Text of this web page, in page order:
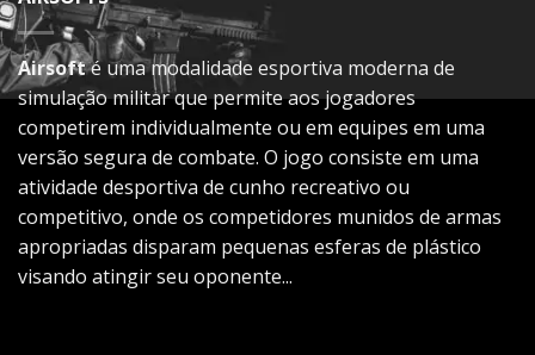
Airsofté uma modalidade esportiva moderna de
simulação militar que permite aos jogadores
competirem individualmente ou em equipes em uma
versão segura de combate. O jogo consiste em uma
atividade desportiva de cunho recreativo ou
competitivo, onde os competidores munidos de armas
apropriadas disparam pequenas esferas de plástico
visando atingir seu oponente...